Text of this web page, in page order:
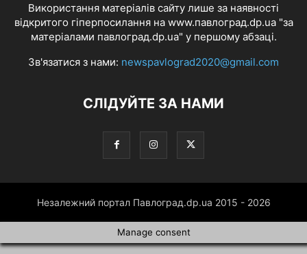
Використання матеріалів сайту лише за наявності
відкритого гіперпосилання на www.павлоград.dp.ua "за
матеріалами павлоград.dp.ua" у першому абзаці.
Зв'язатися з нами: newspavlograd2020@gmail.com
СЛІДУЙТЕ ЗА НАМИ
Незалежний портал Павлоград.dp.ua 2015 - 2026
Manage consent